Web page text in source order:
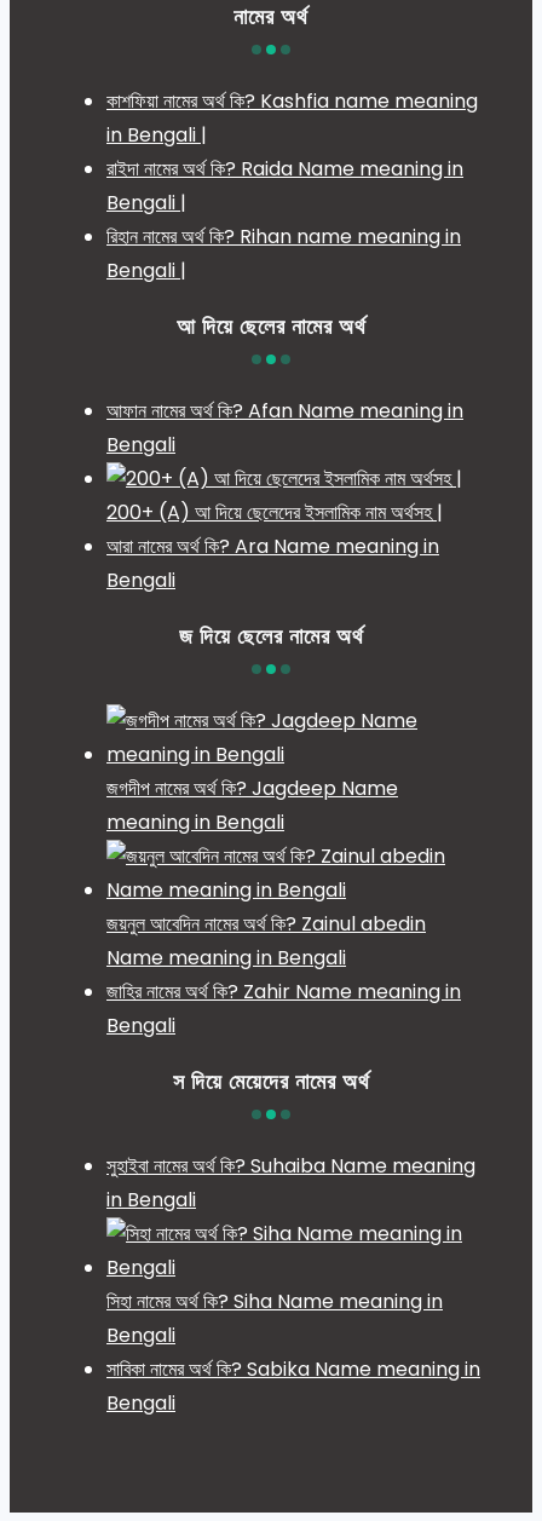
নামের অর্থ
কাশফিয়া নামের অর্থ কি? Kashfia name meaning
in Bengali |
রাইদা নামের অর্থ কি? Raida Name meaning in
Bengali |
রিহান নামের অর্থ কি? Rihan name meaning in
Bengali |
আ দিয়ে ছেলের নামের অর্থ
আফান নামের অর্থ কি? Afan Name meaning in
Bengali
200+ (A) আ দিয়ে ছেলেদের ইসলামিক নাম অর্থসহ |
আরা নামের অর্থ কি? Ara Name meaning in
Bengali
জ দিয়ে ছেলের নামের অর্থ
জগদীপ নামের অর্থ কি? Jagdeep Name
meaning in Bengali
জয়নুল আবেদিন নামের অর্থ কি? Zainul abedin
Name meaning in Bengali
জাহির নামের অর্থ কি? Zahir Name meaning in
Bengali
স দিয়ে মেয়েদের নামের অর্থ
সুহাইবা নামের অর্থ কি? Suhaiba Name meaning
in Bengali
সিহা নামের অর্থ কি? Siha Name meaning in
Bengali
সাবিকা নামের অর্থ কি? Sabika Name meaning in
Bengali